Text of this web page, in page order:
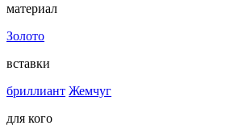
материал
Золото
вставки
бриллиант Жемчуг
для кого